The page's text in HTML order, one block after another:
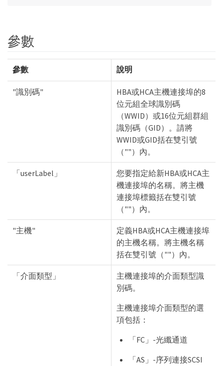
參數
參數 說明
"識別碼"
HBA或HCA主機連接埠的8
位元組全球識別碼
（WWID）或16位元組群組
識別碼（GID）。請將
WWID或GID括在雙引號
（""）內。
「userLabel」
您要指定給新HBA或HCA主
機連接埠的名稱。將主機
連接埠標籤括在雙引號
（""）內。
"主機"
定義HBA或HCA主機連接埠
的主機名稱。將主機名稱
括在雙引號（""）內。
「介面類型」
主機連接埠的介面類型識
別碼。
主機連接埠介面類型的選
項包括：
「FC」-光纖通道
「AS」-序列連接SCSI